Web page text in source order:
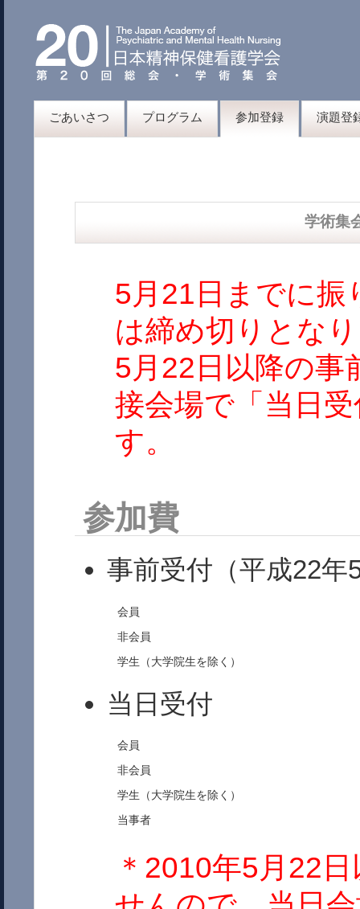
ごあいさつ プログラム 参加登録 演題登
学術集
5月21日までに振
は締め切りとな
5月22日以降の事
接会場で「当日
す。
参加費
事前受付（平成22年
会員
非会員
学生（大学院生を除く）
当日受付
会員
非会員
学生（大学院生を除く）
当事者
＊2010年5月22